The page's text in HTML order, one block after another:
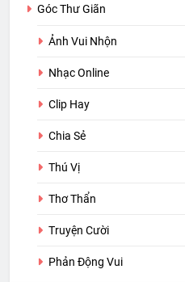
Góc Thư Giãn
Ảnh Vui Nhộn
Nhạc Online
Clip Hay
Chia Sẻ
Thú Vị
Thơ Thẩn
Truyện Cười
Phản Động Vui